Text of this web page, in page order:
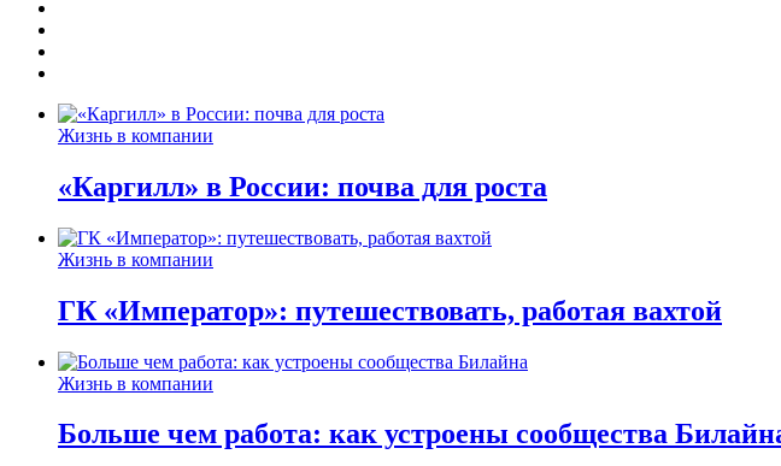
Жизнь в компании
«Каргилл» в России: почва для роста
Жизнь в компании
ГК «Император»: путешествовать, работая вахтой
Жизнь в компании
Больше чем работа: как устроены сообщества